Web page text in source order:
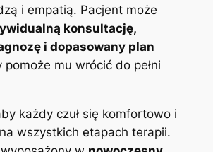
i empatią. Pacjent może
konsultację,
i dopasowany plan
pomoże mu wrócić do pełni
każdy czuł się komfortowo i
wszystkich etapach terapii.